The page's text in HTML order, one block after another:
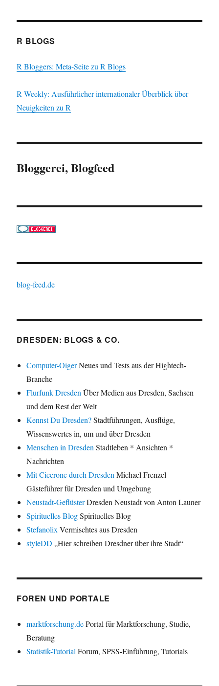
R BLOGS
R Bloggers: Meta-Seite zu R Blogs
R Weekly: Ausführlicher internationaler Überblick über
Neuigkeiten zu R
Bloggerei, Blogfeed
blog-feed.de
DRESDEN: BLOGS & CO.
Computer-OigerNeues und Tests aus der Hightech-
Branche
Flurfunk Dresden Über Medien aus Dresden, Sachsen
und dem Rest der Welt
Kennst Du Dresden?Stadtführungen, Ausflüge,
Wissenswertes in, um und über Dresden
Menschen in Dresden Stadtleben * Ansichten *
Nachrichten
Mit Cicerone durch Dresden Michael Frenzel –
Gästeführer für Dresden und Umgebung
Neustadt-GeflüsterDresden Neustadt von Anton Launer
Spirituelles BlogSpirituelles Blog
Stefanolix Vermischtes aus Dresden
styleDD „Hier schreiben Dresdner über ihre Stadt“
FOREN UND PORTALE
marktforschung.dePortal für Marktforschung, Studie,
Beratung
Statistik-Tutorial Forum, SPSS-Einführung, Tutorials